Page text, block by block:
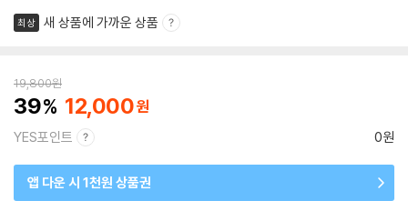
최상 새 상품에 가까운 상품
19,800원
39 12,000
YES포인트 0원
앱 다운 시 1천원 상품권